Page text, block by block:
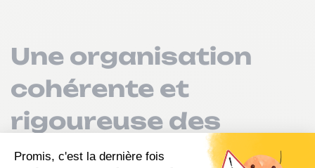
Une organisation
cohérente et
rigoureuse des
cours de natation